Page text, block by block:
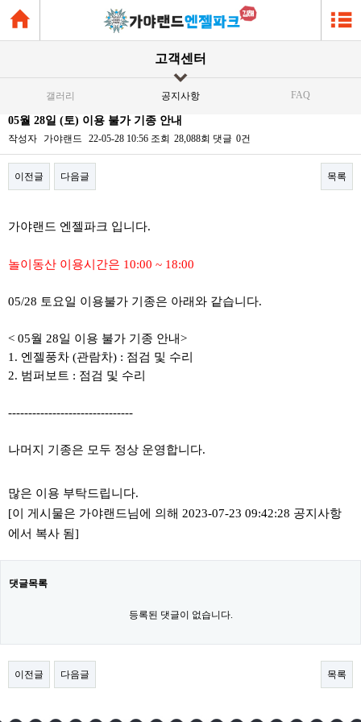
고객센터
갤러리 공지사항 FAQ
05월 28일 (토) 이용 불가 기종 안내
작성자 가야랜드 22-05-28 10:56 조회 28,088회 댓글 0건
이전글 다음글 목록
가야랜드 엔젤파크 입니다.
놀이동산 이용시간은 10:00 ~ 18:00
05/28 토요일 이용불가 기종은 아래와 같습니다.
< 05월 28일 이용 불가 기종 안내>
1. 엔젤풍차 (관람차) : 점검 및 수리
2. 범퍼보트 : 점검 및 수리
-------------------------------
나머지 기종은 모두 정상 운영합니다.
많은 이용 부탁드립니다.
[이 게시물은 가야랜드님에 의해 2023-07-23 09:42:28 공지사항
에서 복사 됨]
댓글목록
등록된 댓글이 없습니다.
이전글 다음글 목록